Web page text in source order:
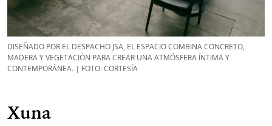
DISEÑADO POR EL DESPACHO JSA, EL ESPACIO COMBINA CONCRETO,
MADERA Y VEGETACIÓN PARA CREAR UNA ATMÓSFERA ÍNTIMA Y
CONTEMPORÁNEA. | FOTO: CORTESÍA
Xuna